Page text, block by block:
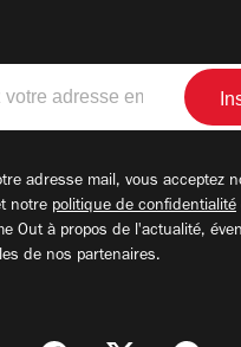
adresse mail, vous acceptez
notre politique de confidentialité
Out à propos de l'actualité,
de nos partenaires.